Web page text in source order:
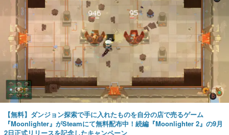
【無料】ダンジョン探索で手に入れたものを自分の店で売るゲーム
『Moonlighter』がSteamにて無料配布中！続編『Moonlighter 2』の9月
2日正式リリースを記念したキャンペーン